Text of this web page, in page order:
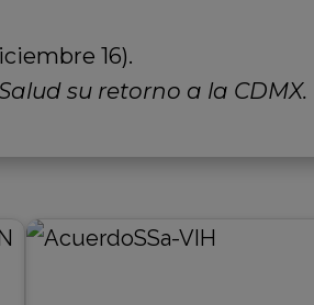
16).
su retorno a la CDMX.